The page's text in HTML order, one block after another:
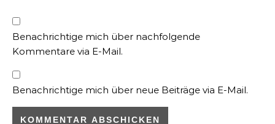
Benachrichtige mich über nachfolgende
Kommentare via E-Mail.
Benachrichtige mich über neue Beiträge via E-Mail.